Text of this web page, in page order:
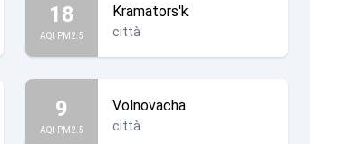
18
AQI PM2.5
Kramators'k
città
9
AQI PM2.5
Volnovacha
città